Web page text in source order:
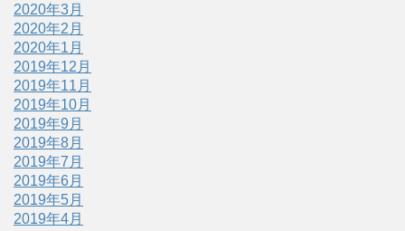
2020年3月
2020年2月
2020年1月
2019年12月
2019年11月
2019年10月
2019年9月
2019年8月
2019年7月
2019年6月
2019年5月
2019年4月